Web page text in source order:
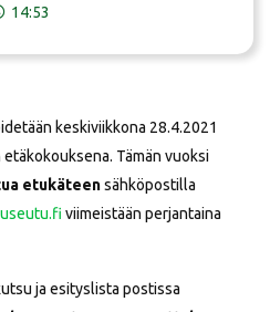
14:53
keskiviikkona 28.4.2021
Tämän vuoksi
etukäteensähköpostilla
viimeistään perjantaina
ja esityslista postissa